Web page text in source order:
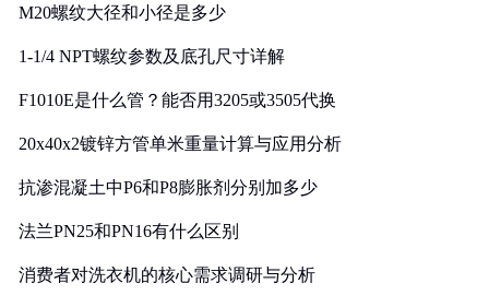
M20螺纹大径和小径是多少
1-1/4 NPT螺纹参数及底孔尺寸详解
F1010E是什么管？能否用3205或3505代换
20x40x2镀锌方管单米重量计算与应用分析
抗渗混凝土中P6和P8膨胀剂分别加多少
法兰PN25和PN16有什么区别
消费者对洗衣机的核心需求调研与分析